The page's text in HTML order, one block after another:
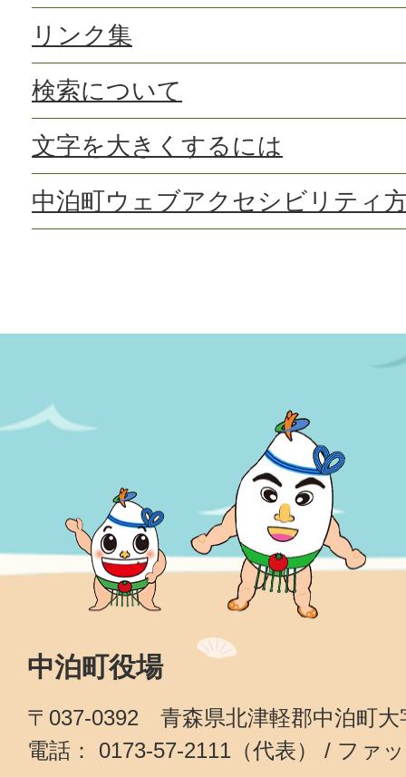
リンク集
検索について
文字を大きくするには
中泊町ウェブアクセシビリティ
中泊町役場
〒037-0392 青森県北津軽郡中泊町大
電話： 0173-57-2111（代表） / ファ